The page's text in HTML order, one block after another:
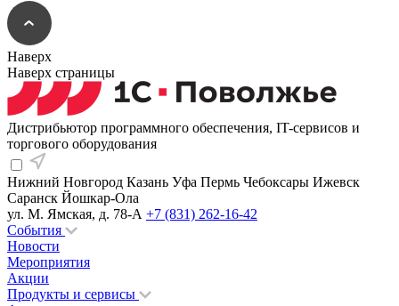
Наверх
Наверх страницы
Дистрибьютор программного обеспечения, IT-сервисов и
торгового оборудования
Нижний Новгород Казань Уфа Пермь Чебоксары Ижевск
Саранск Йошкар-Ола
ул. М. Ямская, д. 78-А +7 (831) 262-16-42
События
Новости
Мероприятия
Акции
Продукты и сервисы